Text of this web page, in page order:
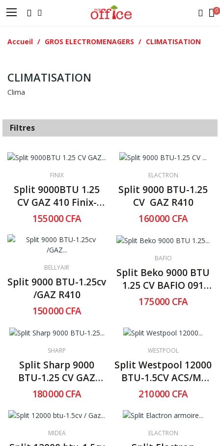
Accueil GROS ELECTROMENAGERS CLIMATISATION
CLIMATISATION
Clima
Filtres
FINIX
Split 9000BTU 1.25
CV GAZ 410 Finix-
09BB
155 000 CFA
ELACTRON
Split 9000 BTU-1.25
CV  GAZ R410
160 000 CFA
BELLYAIR
Split 9000 BTU-1.25cv
/GAZ R410
150 000 CFA
BAFIO
Split Beko 9000 BTU
1.25 CV BAFIO 091
GAZ R410
175 000 CFA
SHARP
Split Sharp 9000
BTU-1.25 CV GAZ
R410 925W
180 000 CFA
WESTPOOL
Split Westpool 12000
BTU-1.5CV ACS/M-
11C 410S
210 000 CFA
MIDEA ELACTRON